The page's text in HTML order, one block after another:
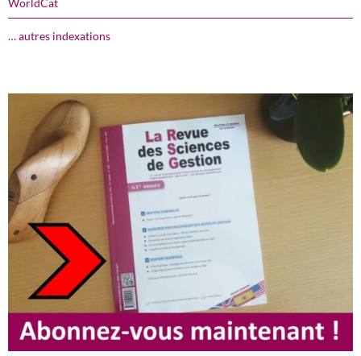
WorldCat
… autres indexations